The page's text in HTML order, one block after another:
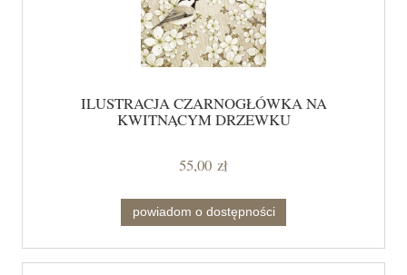
ILUSTRACJA CZARNOGŁÓWKA NA
KWITNĄCYM DRZEWKU
55,00 zł
powiadom o dostępności